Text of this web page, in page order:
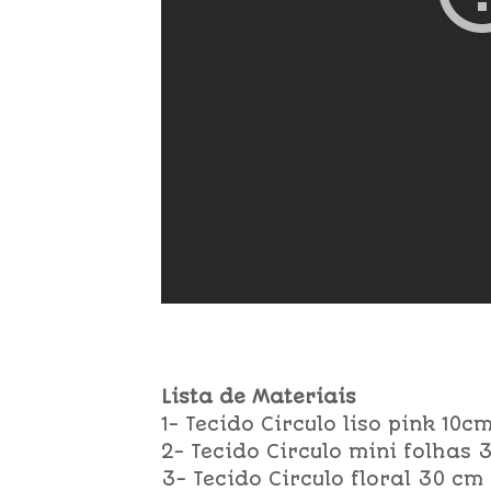
Lista de Materiais
1- Tecido Circulo liso pink
2- Tecido Circulo mini folhas
3- Tecido Circulo floral 30 cm